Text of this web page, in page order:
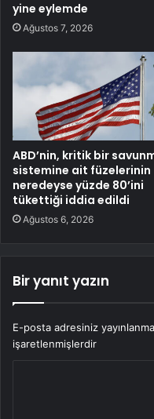
yine eylemde
Ağustos 7, 2026
ABD’nin, kritik bir
sistemine ait füzelerinin
neredeyse yüzde 80’ini
tükettiği iddia edildi
Ağustos 6, 2026
Bir yanıt yazın
E-posta adresiniz
işaretlenmişlerdir